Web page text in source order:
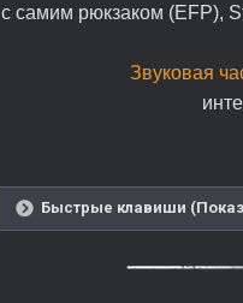
с самим рюкзаком (EFP),
Звуковая
Быстрые клавиши